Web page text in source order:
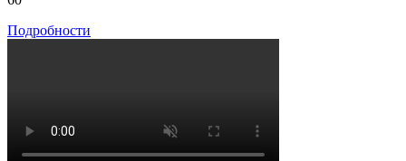
Подробности